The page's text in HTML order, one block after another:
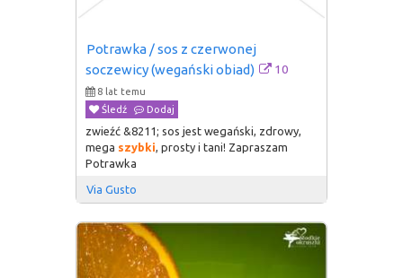
Potrawka / sos z czerwonej
soczewicy (wegański obiad)
10
8 lat temu
Śledź
Dodaj
zwieźć &8211; sos jest wegański, zdrowy,
mega szybki, prosty i tani! Zapraszam
Potrawka
Via Gusto